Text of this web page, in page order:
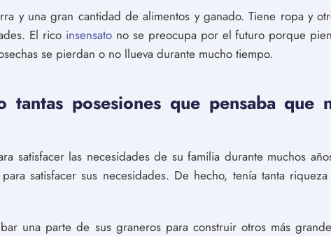
y una gran cantidad de alimentos y ganado. Tiene ropa y
El rico insensato no se preocupa por el futuro porque
se pierdan o no llueva durante mucho tiempo.
posesiones que pensaba que
satisfacer las necesidades de su familia durante muchos
satisfacer sus necesidades. De hecho, tenía tanta
una parte de sus graneros para construir otros más